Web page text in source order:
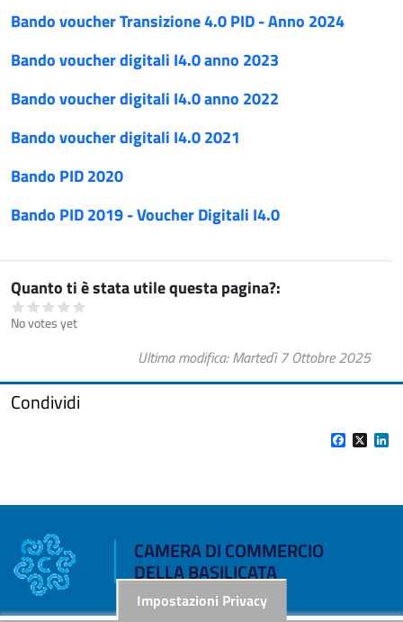
Bando voucher Transizione 4.0 PID - Anno 2024
Bando voucher digitali I4.0 anno 2023
Bando voucher digitali I4.0 anno 2022
Bando voucher digitali I4.0 2021
Bando PID 2020
Bando PID 2019 - Voucher Digitali I4.0
Quanto ti è stata utile questa pagina?
No votes yet
Ultima modifica Martedì 7 Ottobre 2025
Condividi
Facebook
X
CAMERA DI COMMERCIO
DELLA BASILICATA
Impostazioni Privacy